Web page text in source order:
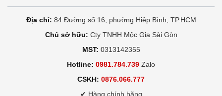
Địa chỉ: 84 Đường số 16, phường Hiệp Bình, TP.HCM
Chủ sở hữu: Cty TNHH Mộc Gia Sài Gòn
MST: 0313142355
Hotline: 0981.784.739 Zalo
CSKH: 0876.066.777
✔ Hàng chính hãng